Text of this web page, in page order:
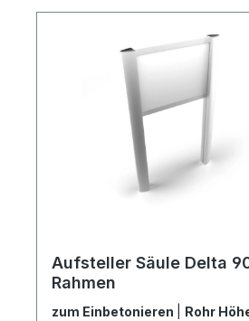
Aufsteller Säule Delta
Rahmen
zum Einbetonieren
Rohr